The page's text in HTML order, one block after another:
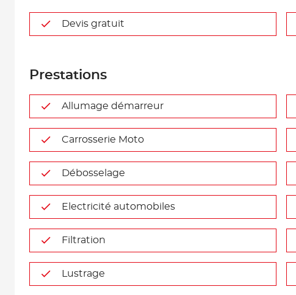
Devis gratuit
Prestations
Allumage démarreur
Carrosserie Moto
Débosselage
Electricité automobiles
Filtration
Lustrage